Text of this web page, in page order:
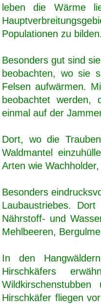
leben die Wärme
Populationen zu
Besonders gut sind
beobachten, wo sie
Felsen aufwärmen.
beobachtet werden,
einmal auf der
Dort, wo die
Waldmantel
Arten wie
Besonders
Laubaustriebes.
Nährstoff- und
Mehlbeeren,
In den
Hirschkäfers
Hirschkäfer fliegen